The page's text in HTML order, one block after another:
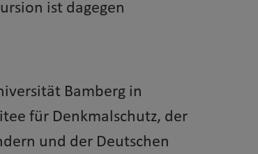
ist dagegen
Bamberg in
für Denkmalschutz, der
und der Deutschen